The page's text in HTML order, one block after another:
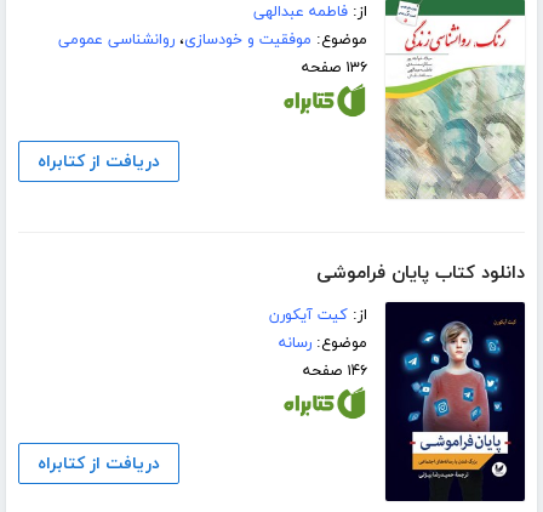
از:فاطمه عبدالهی
موضوع: موفقیت و خودسازی،روانشناسی عمومی
۱۳۶ صفحه
دریافت از کتابراه
دانلود کتاب پایان فراموشی
از:کیت آیکورن
موضوع:رسانه
۱۴۶ صفحه
دریافت از کتابراه